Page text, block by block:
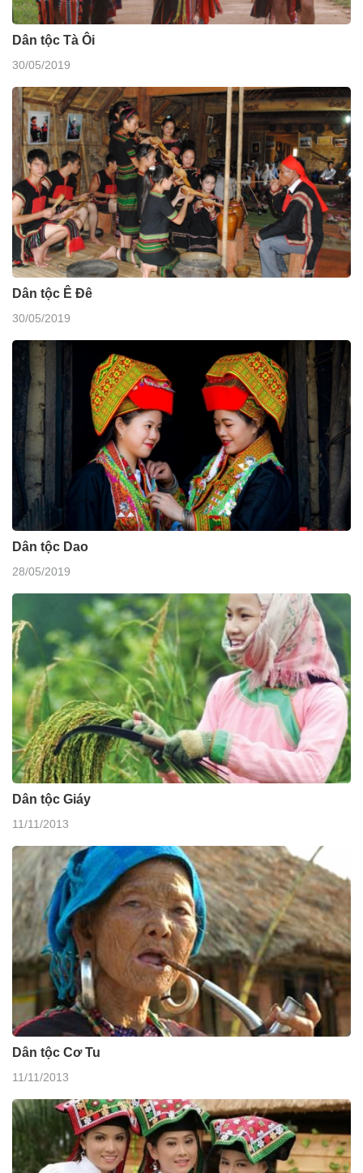
Dân tộc Tà Ôi
30/05/2019
Dân tộc Ê Đê
30/05/2019
Dân tộc Dao
28/05/2019
Dân tộc Giáy
11/11/2013
Dân tộc Cơ Tu
11/11/2013